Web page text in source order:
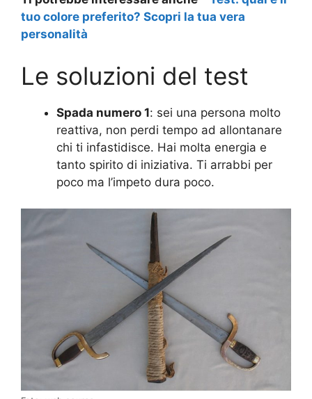
tuo colore preferito? Scopri la tua vera
personalità
Le soluzioni del test
Spada numero 1: sei una persona molto
reattiva, non perdi tempo ad allontanare
chi ti infastidisce. Hai molta energia e
tanto spirito di iniziativa. Ti arrabbi per
poco ma l’impeto dura poco.